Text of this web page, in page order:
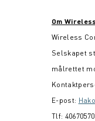
Om
Wireless
Selskapet
målrettet
E-post:
Tlf: 40670570